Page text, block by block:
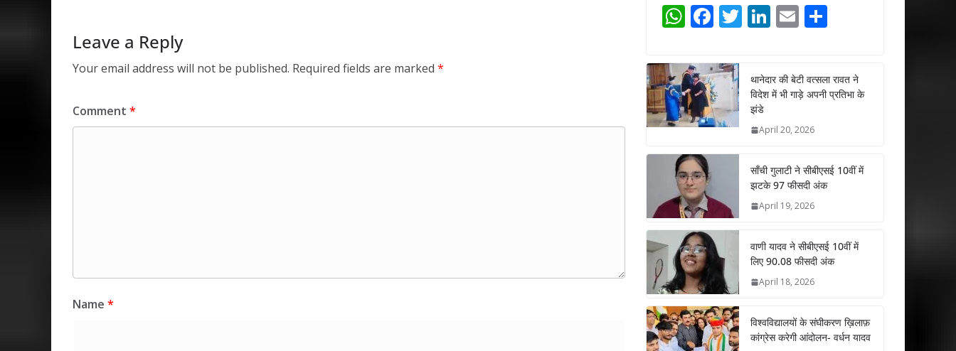
Leave a Reply
Your email address will not be published. Required fields are marked *
Comment *
Name *
W
at
s
A
p
p
F
e
b
o
o
k
T
er
Li
e
dI
n
E
l e
थानेदार की बेटी वत्सला रावत ने
विदेश में भी गाड़े अपनी प्रतिभा के
झंडे
April 20, 2026
साँची गुलाटी ने सीबीएसई 10वीं में
झटके 97 फीसदी अंक
April 19, 2026
वाणी यादव ने सीबीएसई 10वीं में
लिए 90.08 फीसदी अंक
April 18, 2026
विश्वविद्यालयों के संघीकरण ख़िलाफ़
कांग्रेस करेगी आंदोलन- वर्धन यादव